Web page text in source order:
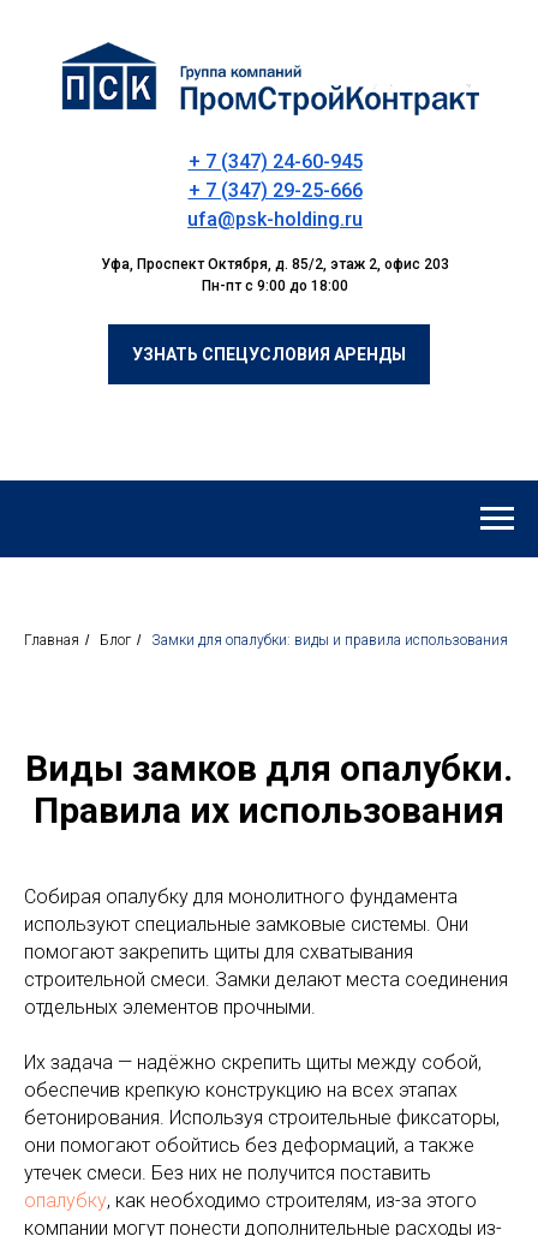
+ 7 (347) 24-60-945
+ 7 (347) 29-25-666
ufa@psk-holding.ru
Уфа, Проспект Октября, д. 85/2, этаж 2, офис 203
Пн-пт с 9:00 до 18:00
УЗНАТЬ СПЕЦУСЛОВИЯ АРЕНДЫ
Главная / Блог / Замки для опалубки: виды и правила использования
Виды замков для опалубки.
Правила их использования
Собирая опалубку для монолитного фундамента
используют специальные замковые системы. Они
помогают закрепить щиты для схватывания
строительной смеси. Замки делают места соединения
отдельных элементов прочными.
Их задача — надёжно скрепить щиты между собой,
обеспечив крепкую конструкцию на всех этапах
бетонирования. Используя строительные фиксаторы,
они помогают обойтись без деформаций, а также
утечек смеси. Без них не получится поставить
опалубку, как необходимо строителям, из-за этого
компании могут понести дополнительные расходы из-